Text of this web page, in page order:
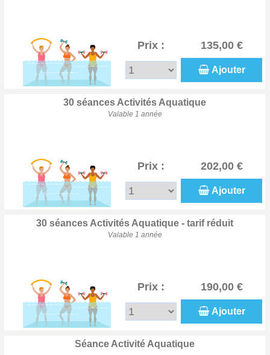
Prix : 135,00 €
Ajouter
30 séances Activités Aquatique
Valable 1 année
Prix : 202,00 €
Ajouter
30 séances Activités Aquatique - tarif réduit
Valable 1 année
Prix : 190,00 €
Ajouter
Séance Activité Aquatique